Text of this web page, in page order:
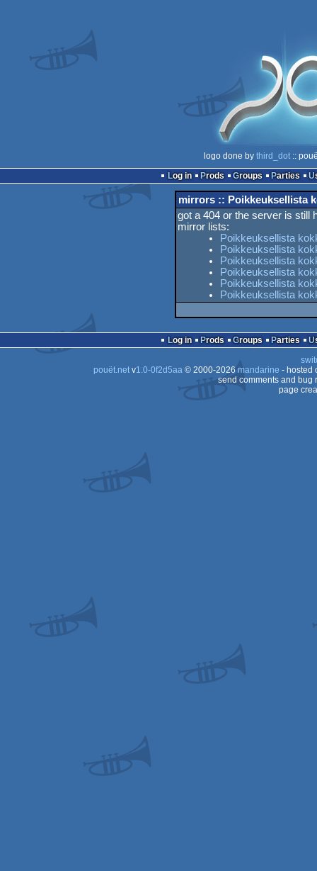
logo done by third_dot::
Log in
Prods Groups Parties
mirrors :: Poikkeuksellista
got a 404 or the server is still
mirror lists:
Poikkeuksellista
Poikkeuksellista
Poikkeuksellista
Poikkeuksellista
Poikkeuksellista
Poikkeuksellista
Log in Prods Groups Parties
pouët.netv1.0-0f2d5aa© 2000-2026mandarine - hosted
send comments and bug
page